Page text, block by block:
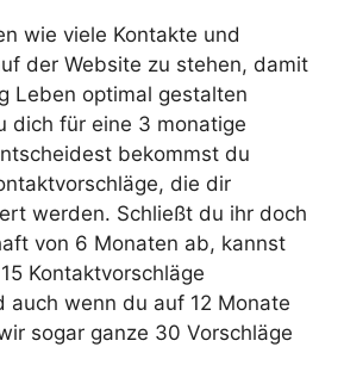
wie viele Kontakte und
der Website zu stehen, damit
Leben optimal gestalten
dich für eine 3 monatige
bekommst du
die dir
werden. Schließt du ihr doch
von 6 Monaten ab, kannst
Kontaktvorschläge
auch wenn du auf 12 Monate
sogar ganze 30 Vorschläge